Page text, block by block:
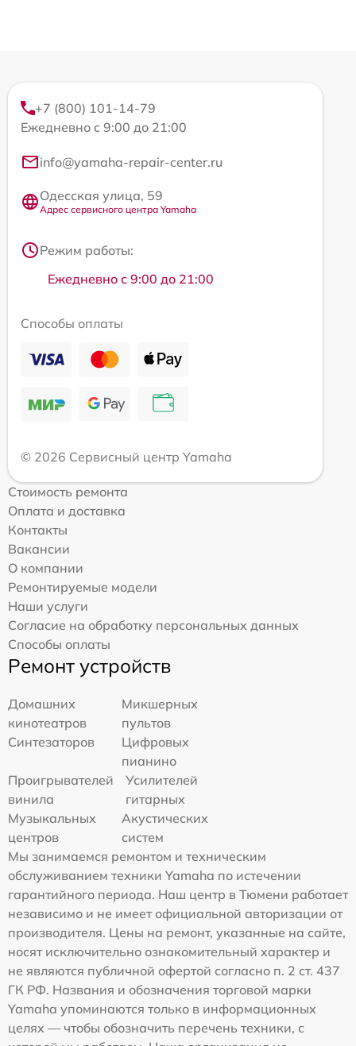
+7 (800) 101-14-79
Ежедневно с 9:00 до 21:00
info@yamaha-repair-center.ru
Одесская улица, 59
Адрес сервисного центра Yamaha
Режим работы:
Ежедневно с 9:00 до 21:00
Способы оплаты
© 2026 Сервисный центр Yamaha
Стоимость ремонта
Оплата и доставка
Контакты
Вакансии
О компании
Ремонтируемые модели
Наши услуги
Согласие на обработку персональных данных
Способы оплаты
Ремонт устройств
Домашних
кинотеатров
Микшерных
пультов
Синтезаторов
Цифровых
пианино
Проигрывателей
винила
Усилителей
гитарных
Музыкальных
центров
Акустических
систем
Мы занимаемся ремонтом и техническим
обслуживанием техники Yamaha по истечении
гарантийного периода. Наш центр в Тюмени работает
независимо и не имеет официальной авторизации от
производителя. Цены на ремонт, указанные на сайте,
носят исключительно ознакомительный характер и
не являются публичной офертой согласно п. 2 ст. 437
ГК РФ. Названия и обозначения торговой марки
Yamaha упоминаются только в информационных
целях — чтобы обозначить перечень техники, с